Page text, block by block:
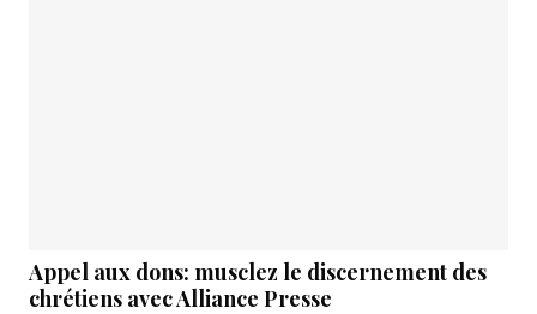
Appel aux dons: musclez le discernement des
chrétiens avec Alliance Presse